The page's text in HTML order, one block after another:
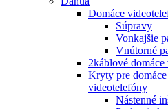
Domáce
Súpravy
Vonkajšie
Vnútorné
2káblové
Kryty pre
videotelefóny
Nástenné